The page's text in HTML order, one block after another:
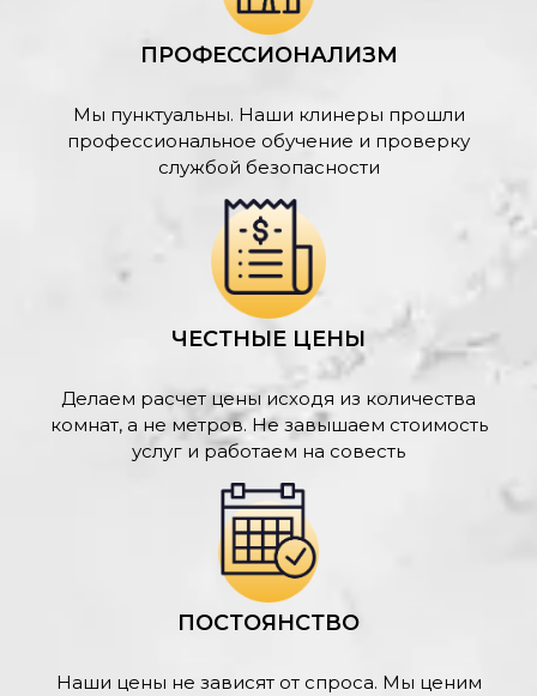
ПРОФЕССИОНАЛИЗМ
Мы пунктуальны. Наши клинеры прошли
профессиональное обучение и проверку
службой безопасности
ЧЕСТНЫЕ ЦЕНЫ
Делаем расчет цены исходя из количества
комнат, а не метров. Не завышаем стоимость
услуг и работаем на совесть
ПОСТОЯНСТВО
Наши цены не зависят от спроса. Мы ценим